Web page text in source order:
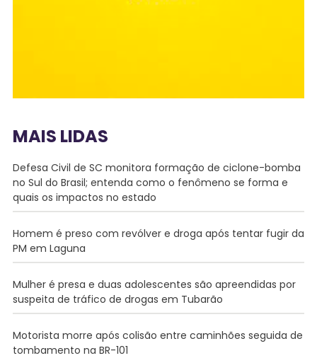
MAIS LIDAS
Defesa Civil de SC monitora formação de ciclone-bomba
no Sul do Brasil; entenda como o fenômeno se forma e
quais os impactos no estado
Homem é preso com revólver e droga após tentar fugir da
PM em Laguna
Mulher é presa e duas adolescentes são apreendidas por
suspeita de tráfico de drogas em Tubarão
Motorista morre após colisão entre caminhões seguida de
tombamento na BR-101